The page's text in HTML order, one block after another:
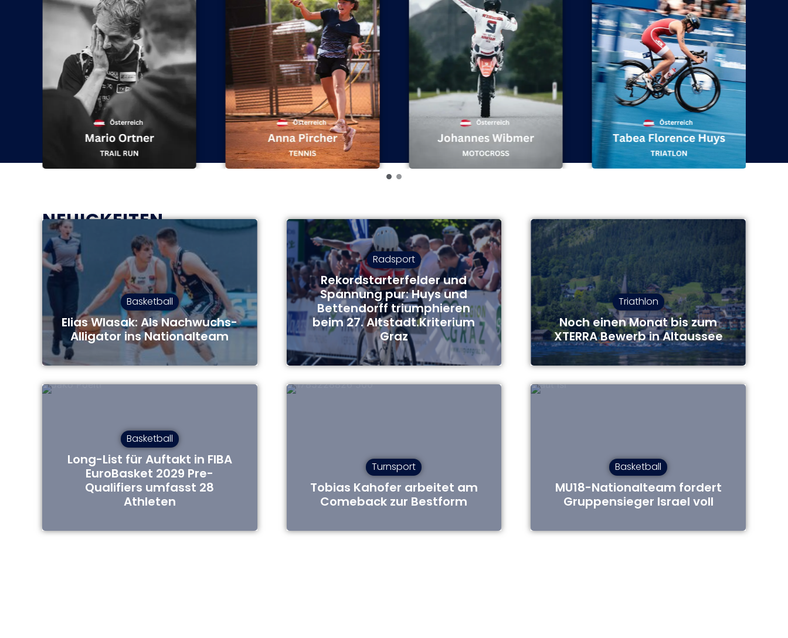
NEUIGKEITEN
Basketball
Elias Wlasak: Als Nachwuchs-
Alligator ins Nationalteam
Radsport
Rekordstarterfelder und
Spannung pur: Huys und
Bettendorff triumphieren
beim 27. Altstadt.Kriterium
Graz
Triathlon
Noch einen Monat bis zum
XTERRA Bewerb in Altaussee
Basketball
Long-List für Auftakt in FIBA
EuroBasket 2029 Pre-
Qualifiers umfasst 28
Athleten
Turnsport
Tobias Kahofer arbeitet am
Comeback zur Bestform
Basketball
MU18-Nationalteam fordert
Gruppensieger Israel voll